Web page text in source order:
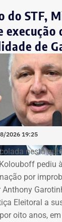
ou valor de
do STF,
execução
de
2026 19:25
nesta
pediu
por
Anthony
Eleitoral a
oito anos,